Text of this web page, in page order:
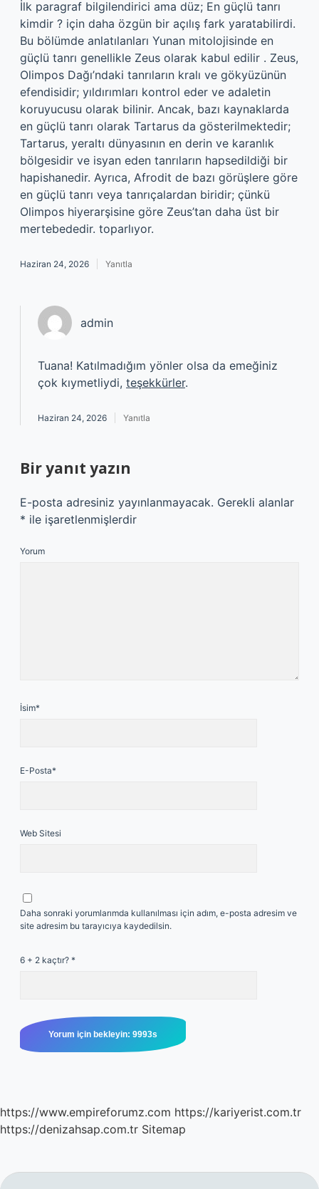
İlk paragraf bilgilendirici ama düz; En güçlü tanrı
kimdir ? için daha özgün bir açılış fark yaratabilirdi.
Bu bölümde anlatılanları Yunan mitolojisinde en
güçlü tanrı genellikle Zeus olarak kabul edilir . Zeus,
Olimpos Dağı’ndaki tanrıların kralı ve gökyüzünün
efendisidir; yıldırımları kontrol eder ve adaletin
koruyucusu olarak bilinir. Ancak, bazı kaynaklarda
en güçlü tanrı olarak Tartarus da gösterilmektedir;
Tartarus, yeraltı dünyasının en derin ve karanlık
bölgesidir ve isyan eden tanrıların hapsedildiği bir
hapishanedir. Ayrıca, Afrodit de bazı görüşlere göre
en güçlü tanrı veya tanrıçalardan biridir; çünkü
Olimpos hiyerarşisine göre Zeus’tan daha üst bir
mertebededir. toparlıyor.
Haziran 24, 2026 Yanıtla
admin
Tuana! Katılmadığım yönler olsa da emeğiniz
çok kıymetliydi, teşekkürler.
Haziran 24, 2026 Yanıtla
Bir yanıt yazın
E-posta adresiniz yayınlanmayacak. Gerekli alanlar
* ile işaretlenmişlerdir
Yorum
İsim*
E-Posta*
Web Sitesi
Daha sonraki yorumlarımda kullanılması için adım, e-posta adresim ve
site adresim bu tarayıcıya kaydedilsin.
6 + 2 kaçtır? *
https://www.empireforumz.com https://kariyerist.com.tr
https://denizahsap.com.tr Sitemap